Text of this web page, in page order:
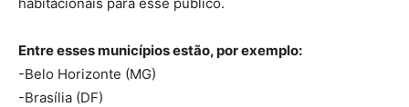
habitacionais para esse público.
Entre esses municípios estão, por exemplo:
-Belo Horizonte (MG)
-Brasília (DF)